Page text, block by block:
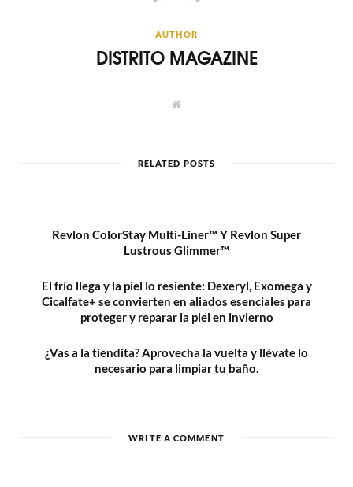
AUTHOR
DISTRITO MAGAZINE
W
RELATED POSTS
Revlon ColorStay Multi-Liner™ Y Revlon Super
Lustrous Glimmer™
El frío llega y la piel lo resiente: Dexeryl, Exomega y
Cicalfate+ se convierten en aliados esenciales para
proteger y reparar la piel en invierno
¿Vas a la tiendita? Aprovecha la vuelta y llévate lo
necesario para limpiar tu baño.
WRITE A COMMENT